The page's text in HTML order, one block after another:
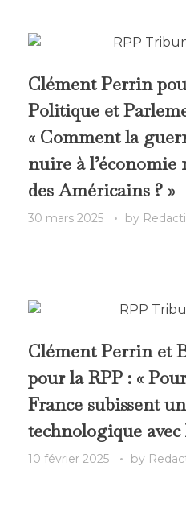
Clément Perrin
Politique et
« Comment la
nuire à l’économie
des Américains ? »
30 mars 2025 by
Clément Perrin et
pour la RPP : «
France subissent
technologique avec
10 février 2025 by